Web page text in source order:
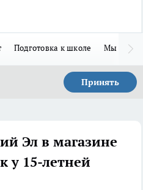
Подготовка к школе Мы в MAX
Принять
Эл в магазине
у 15-летней